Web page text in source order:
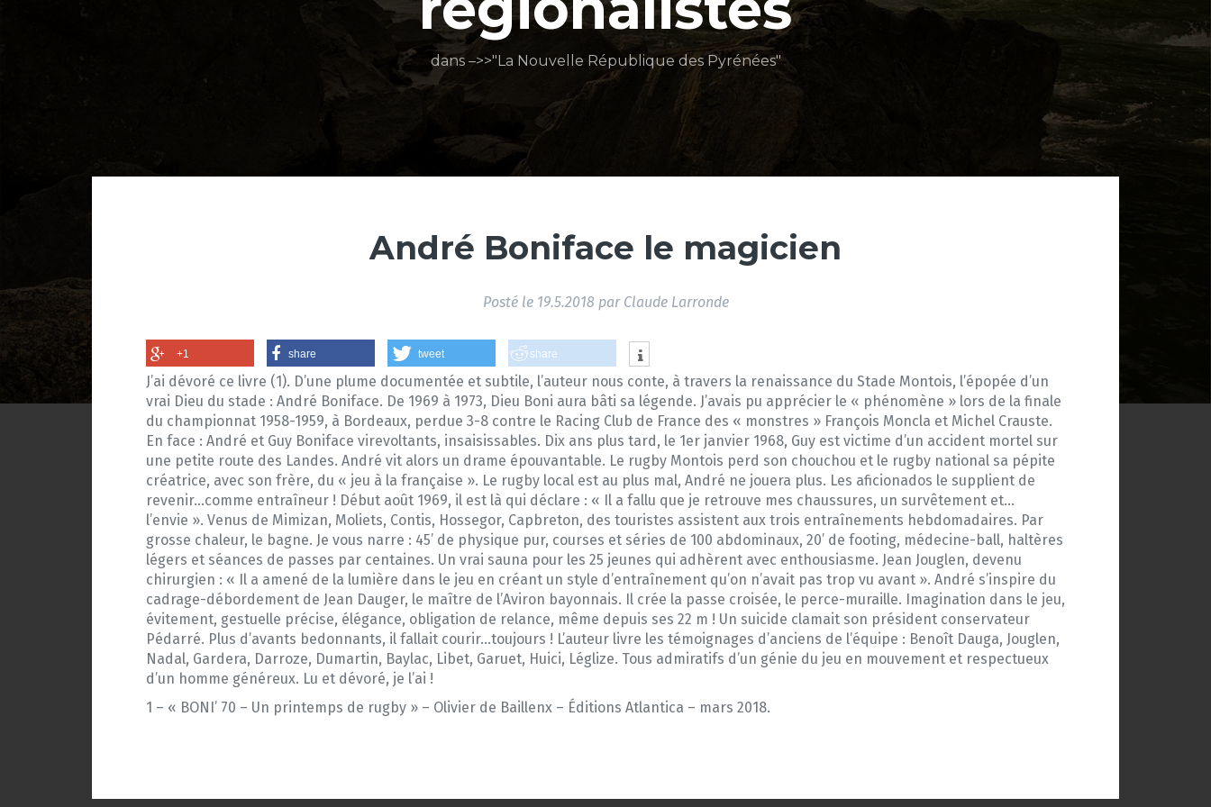
dans –>>"La Nouvelle République des Pyrénées"
André Boniface le magicien
Posté le 19.5.2018 par Claude Larronde
+1 share tweet share
J’ai dévoré ce livre (1). D’une plume documentée et subtile, l’auteur nous conte, à travers la renaissance du Stade Montois, l’épopée d’un
vrai Dieu du stade : André Boniface. De 1969 à 1973, Dieu Boni aura bâti sa légende. J’avais pu apprécier le « phénomène » lors de la finale
du championnat 1958-1959, à Bordeaux, perdue 3-8 contre le Racing Club de France des « monstres » François Moncla et Michel Crauste.
En face : André et Guy Boniface virevoltants, insaisissables. Dix ans plus tard, le 1er janvier 1968, Guy est victime d’un accident mortel sur
une petite route des Landes. André vit alors un drame épouvantable. Le rugby Montois perd son chouchou et le rugby national sa pépite
créatrice, avec son frère, du « jeu à la française ». Le rugby local est au plus mal, André ne jouera plus. Les aficionados le supplient de
revenir…comme entraîneur ! Début août 1969, il est là qui déclare : « Il a fallu que je retrouve mes chaussures, un survêtement et…
l’envie ». Venus de Mimizan, Moliets, Contis, Hossegor, Capbreton, des touristes assistent aux trois entraînements hebdomadaires. Par
grosse chaleur, le bagne. Je vous narre : 45’ de physique pur, courses et séries de 100 abdominaux, 20’ de footing, médecine-ball, haltères
légers et séances de passes par centaines. Un vrai sauna pour les 25 jeunes qui adhèrent avec enthousiasme. Jean Jouglen, devenu
chirurgien : « Il a amené de la lumière dans le jeu en créant un style d’entraînement qu’on n’avait pas trop vu avant ». André s’inspire du
cadrage-débordement de Jean Dauger, le maître de l’Aviron bayonnais. Il crée la passe croisée, le perce-muraille. Imagination dans le jeu,
évitement, gestuelle précise, élégance, obligation de relance, même depuis ses 22 m ! Un suicide clamait son président conservateur
Pédarré. Plus d’avants bedonnants, il fallait courir…toujours ! L’auteur livre les témoignages d’anciens de l’équipe : Benoît Dauga, Jouglen,
Nadal, Gardera, Darroze, Dumartin, Baylac, Libet, Garuet, Huici, Léglize. Tous admiratifs d’un génie du jeu en mouvement et respectueux
d’un homme généreux. Lu et dévoré, je l’ai !
1 – « BONI’ 70 – Un printemps de rugby » – Olivier de Baillenx – Éditions Atlantica – mars 2018.